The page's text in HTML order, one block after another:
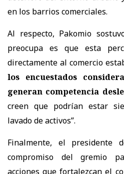
en los barrios comerciales.
Al respecto, Pakomio
preocupa es que esta
directamente al comercio
los encuestados
generan competencia
creen que podrían estar
lavado de activos”.
Finalmente, el presidente
compromiso del gremio
acciones que fortalezcan el